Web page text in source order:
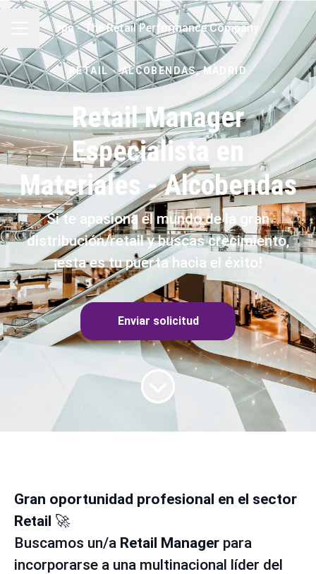
MENÚ DE EMPLEOrpc - The Retail Performance Company
RETAIL · ALCOBENDAS, MADRID
Retail Manager
Especialista en
Materiales - Alcobendas
Si te apasiona el mundo de la gran
distribución/retail y buscas crecimiento,
¡esta es tu puerta hacia el éxito!
Enviar solicitud
Gran oportunidad profesional en el sector
Retail 🚀
Buscamos un/a Retail Manager para
incorporarse a una multinacional líder del